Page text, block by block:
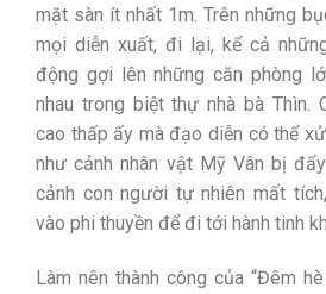
mặt sàn ít nhất 1m. Trên những
mọi diễn xuất, đi lại, kể cả
động gợi lên những căn phòng
nhau trong biệt thự nhà bà Thìn.
cao thấp ấy mà đạo diễn có thể
như cảnh nhân vật Mỹ Vân bị
cảnh con người tự nhiên mất
vào phi thuyền để đi tới hành tinh
Làm nên thành công của “Đêm